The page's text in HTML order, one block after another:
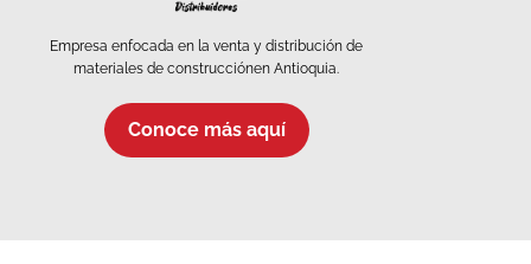
Empresa enfocada en la venta y distribución de
materiales de construcciónen Antioquia.
Conoce más aquí